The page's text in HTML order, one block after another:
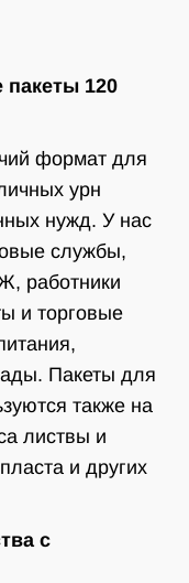
120
формат для
урн
нужд. У нас
службы,
работники
и торговые
Пакеты для
также на
листвы и
и других
с